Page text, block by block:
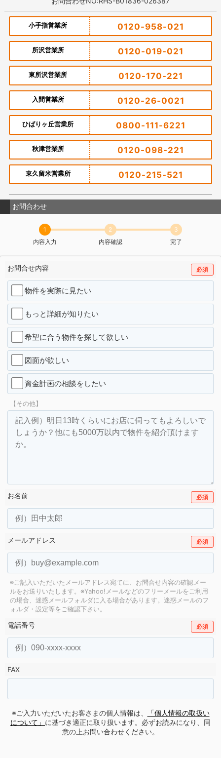
小手指営業所 0120-958-021
所沢営業所 0120-019-021
東所沢営業所 0120-170-221
入間営業所 0120-26-0021
ひばりヶ丘営業所 0800-111-6221
秋津営業所 0120-098-221
東久留米営業所 0120-215-521
お問合わせ
1
内容入力
2
内容確認
3
完了
お問合せ内容 必須
物件を実際に見たい
もっと詳細が知りたい
希望に合う物件を探して欲しい
図面が欲しい
資金計画の相談をしたい
【その他】
お名前 必須
メールアドレス 必須
※ご記入いただいたメールアドレス宛てに、お問合せ内容の確認メー
ルをお送りいたします。 ※Yahoo!メールなどのフリーメールをご利用
の場合、迷惑メールフォルダに入る場合があります。 迷惑メールのフ
ォルダ・設定等をご確認下さい。
電話番号 必須
FAX
※ご入力いただいたお客さまの個人情報は、
「個人情報の取扱い
について」 に基づき適正に取り扱います。必ずお読みになり、同
意の上お問い合わせください。